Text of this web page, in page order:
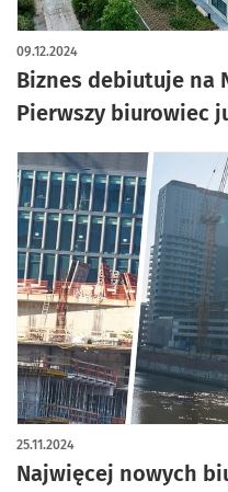
Biznes debiutuje na
Pierwszy biurowiec
09.12.2024
artykuł z galerią zdjęć
Najwięcej nowych
25.11.2024